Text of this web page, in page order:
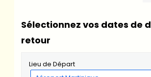
Sélectionnez vos dates de
retour
Lieu de Départ